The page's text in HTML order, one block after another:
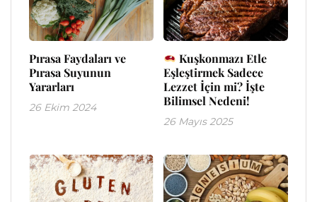
Pırasa Faydaları ve
Pırasa Suyunun
Yararları
26 Ekim 2024
Kuşkonmazı Etle
Eşleştirmek Sadece
Lezzet İçin mi? İşte
Bilimsel Nedeni!
26 Mayıs 2025